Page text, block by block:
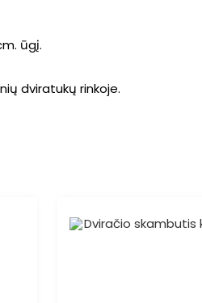
ūgį.
dviratukų rinkoje.